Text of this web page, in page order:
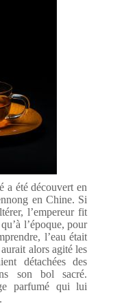
découvert en
en Chine. Si
l’empereur fit
l’époque, pour
l’eau était
alors agité les
détachées des
son bol sacré.
parfumé qui lui